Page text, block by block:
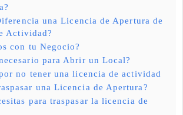
una Licencia de Apertura de
Actividad?
con tu Negocio?
para Abrir un Local?
no tener una licencia de actividad
una Licencia de Apertura?
para traspasar la licencia de